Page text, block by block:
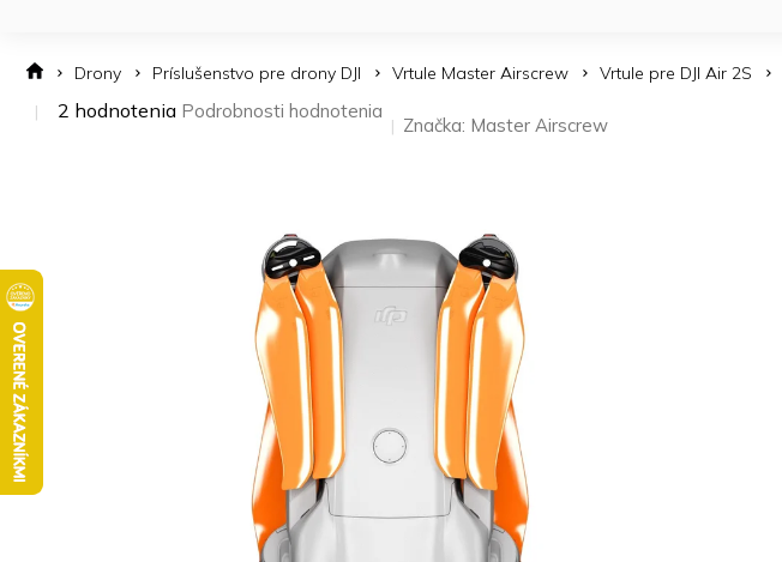
Drony Príslušenstvo pre drony DJI Vrtule Master Airscrew Vrtule pre DJI Air 2S
Priemerné
2 hodnotenia Podrobnosti hodnotenia
Značka: Master Airscrew